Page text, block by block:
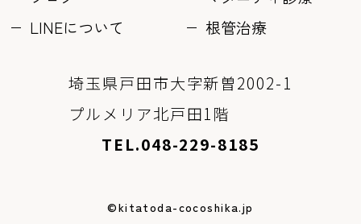
LINEについて
根管治療
埼玉県戸田市大字新曽2002-1
プルメリア北戸田1階
TEL.048-229-8185
©kitatoda-cocoshika.jp